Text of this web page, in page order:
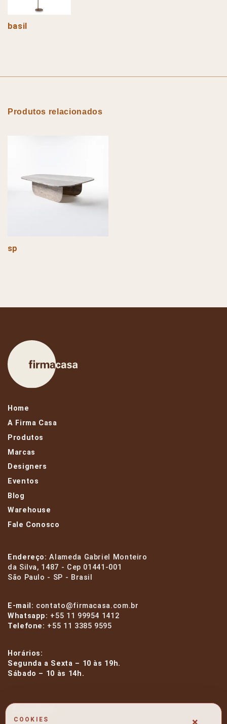
basil
Produtos relacionados
sp
Home
A Firma Casa
Produtos
Marcas
Designers
Eventos
Blog
Warehouse
Fale Conosco
Endereço:Alameda Gabriel Monteiro
da Silva, 1487 - Cep 01441-001
São Paulo - SP - Brasil
E-mail: contato@firmacasa.com.br
Whatsapp: +55 11 99954 1412
Telefone: +55 11 3385 9595
Horários:
Segunda a Sexta – 10 às 19h.
Sábado – 10 às 14h.
COOKIES